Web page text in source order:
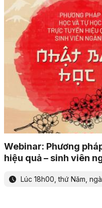
Webinar: Phương
hiệu quả – sinh viên
Lúc 18h00, thứ Năm,